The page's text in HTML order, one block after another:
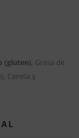
(gluten), Grasa de
Canela y